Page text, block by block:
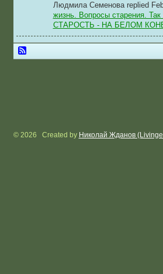
Людмила Семенова replied
жизнь. Вопросы старения.
СТАРОСТЬ - НА БЕЛОМ
© 2026 Created by Николай Жданов